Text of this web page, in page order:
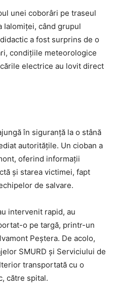
unei coborâri pe traseul
Ialomiței, când grupul
a fost surprins de o
condițiile meteorologice
electrice au lovit direct
în siguranță la o stână
autoritățile. Un cioban a
oferind informații
și starea victimei, fapt
de salvare.
intervenit rapid, au
o pe targă, printr-un
Peștera. De acolo,
SMURD și Serviciului de
transportată cu o
către spital.